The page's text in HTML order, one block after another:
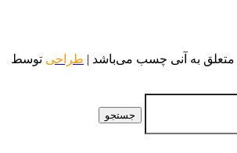
متعلق به آنی چسب می‌باشد | طراحی توسط
جستجو